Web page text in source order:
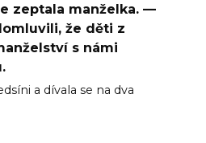
zeptala manželka. —
že děti z
s námi
a dívala se na dva